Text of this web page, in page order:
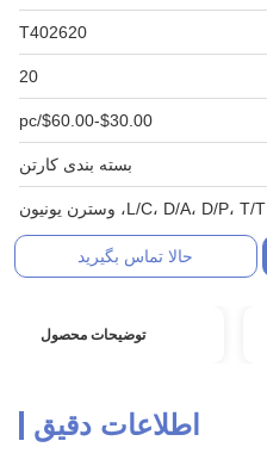
T402620
20
$30.00-$60.00/pc
بسته بندی کارتن
L/C، D/A، D/P، T/T، وسترن یونیون
حالا تماس بگیرید
توضیحات محصول
اطلاعات دقیق